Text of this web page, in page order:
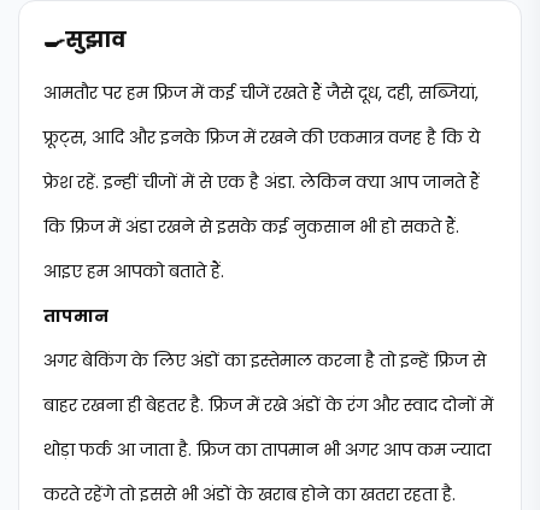
🍳सुझाव
आमतौर पर हम फ्रिज में कई चीजें रखते हैं जैसे दूध, दही, सब्जियां,
फ्रूट्स, आदि और इनके फ्रिज में रखने की एकमात्र वजह है कि ये
फ्रेश रहें. इन्हीं चीजों में से एक है अंडा. लेकिन क्या आप जानते हैं
कि फ्रिज में अंडा रखने से इसके कई नुकसान भी हो सकते हैं.
आइए हम आपको बताते हैं.
तापमान
अगर बेकिंग के लिए अंडों का इस्तेमाल करना है तो इन्हें फ्रिज से
बाहर रखना ही बेहतर है. फ्रिज में रखे अंडों के रंग और स्वाद दोनों में
थोड़ा फर्क आ जाता है. फ्रिज का तापमान भी अगर आप कम ज्यादा
करते रहेंगे तो इससे भी अंडों के खराब होने का खतरा रहता है.